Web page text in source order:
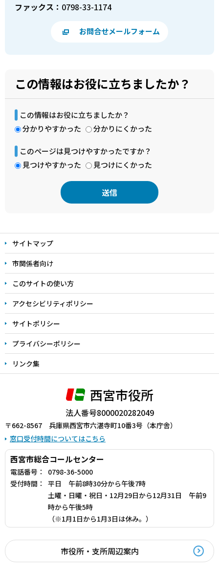
ファックス： 0798-33-1174
お問合せメールフォーム
この情報はお役に立ちましたか？
この情報はお役に立ちましたか？
分かりやすかった
分かりにくかった
このページは見つけやすかったですか？
見つけやすかった
見つけにくかった
文
こ
こ
ま
で
サイトマップ
市関係者向け
このサイトの使い方
アクセシビリティポリシー
サイトポリシー
プライバシーポリシー
リンク集
西宮市役所
法人番号8000020282049
〒662-8567 兵庫県西宮市六湛寺町10番3号（本庁舎）
窓口受付時間についてはこちら
西宮市総合コールセンター
電話番号：
0798-36-5000
受付時間：
平日 午前8時30分から午後7時
土曜・日曜・祝日・12月29日から12月31日 午前9
時から午後5時
（※1月1日から1月3日は休み。）
市役所・支所周辺案内